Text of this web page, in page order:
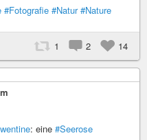
#Fotografie #Natur #Nature
1 2 14
: eine #Seerose